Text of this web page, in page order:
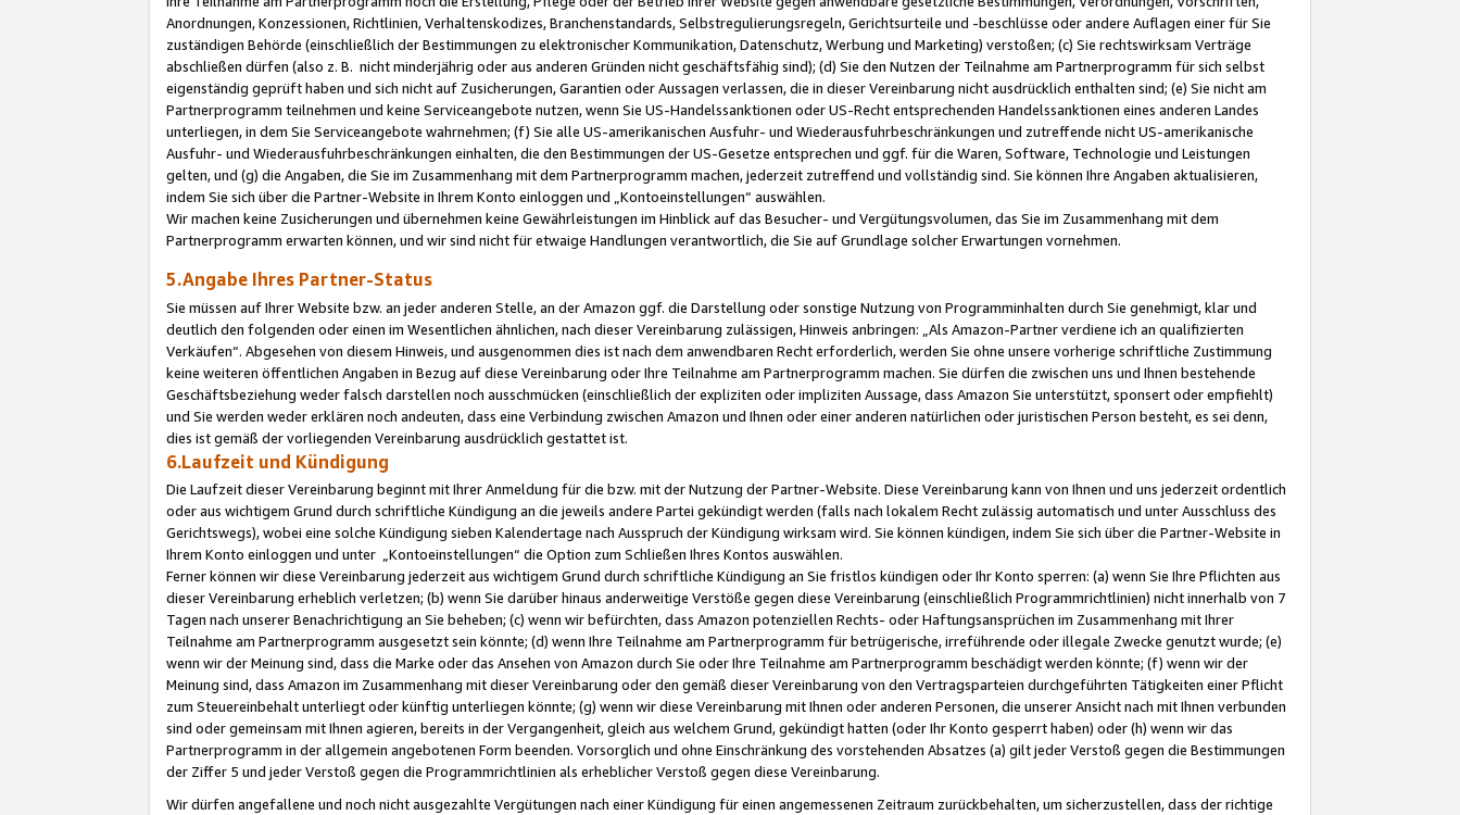
Anordnungen, Konzessionen, Richtlinien, Verhaltenskodizes, Branchenstandards, Selbstregulierungsregeln, Gerichtsurteile und -beschlüsse oder andere Auflagen einer für Sie
zuständigen Behörde (einschließlich der Bestimmungen zu elektronischer Kommunikation, Datenschutz, Werbung und Marketing) verstoßen; (c) Sie rechtswirksam Verträge
abschließen dürfen (also z. B. nicht minderjährig oder aus anderen Gründen nicht geschäftsfähig sind); (d) Sie den Nutzen der Teilnahme am Partnerprogramm für sich selbst
eigenständig geprüft haben und sich nicht auf Zusicherungen, Garantien oder Aussagen verlassen, die in dieser Vereinbarung nicht ausdrücklich enthalten sind; (e) Sie nicht am
Partnerprogramm teilnehmen und keine Serviceangebote nutzen, wenn Sie US-Handelssanktionen oder US-Recht entsprechenden Handelssanktionen eines anderen Landes
unterliegen, in dem Sie Serviceangebote wahrnehmen; (f) Sie alle US-amerikanischen Ausfuhr- und Wiederausfuhrbeschränkungen und zutreffende nicht US-amerikanische
Ausfuhr- und Wiederausfuhrbeschränkungen einhalten, die den Bestimmungen der US-Gesetze entsprechen und ggf. für die Waren, Software, Technologie und Leistungen
gelten, und (g) die Angaben, die Sie im Zusammenhang mit dem Partnerprogramm machen, jederzeit zutreffend und vollständig sind. Sie können Ihre Angaben aktualisieren,
indem Sie sich über die Partner-Website in Ihrem Konto einloggen und „Kontoeinstellungen“ auswählen.
Wir machen keine Zusicherungen und übernehmen keine Gewährleistungen im Hinblick auf das Besucher- und Vergütungsvolumen, das Sie im Zusammenhang mit dem
Partnerprogramm erwarten können, und wir sind nicht für etwaige Handlungen verantwortlich, die Sie auf Grundlage solcher Erwartungen vornehmen.
5.Angabe Ihres Partner-Status
Sie müssen auf Ihrer Website bzw. an jeder anderen Stelle, an der Amazon ggf. die Darstellung oder sonstige Nutzung von Programminhalten durch Sie genehmigt, klar und
deutlich den folgenden oder einen im Wesentlichen ähnlichen, nach dieser Vereinbarung zulässigen, Hinweis anbringen: „Als Amazon-Partner verdiene ich an qualifizierten
Verkäufen“. Abgesehen von diesem Hinweis, und ausgenommen dies ist nach dem anwendbaren Recht erforderlich, werden Sie ohne unsere vorherige schriftliche Zustimmung
keine weiteren öffentlichen Angaben in Bezug auf diese Vereinbarung oder Ihre Teilnahme am Partnerprogramm machen. Sie dürfen die zwischen uns und Ihnen bestehende
Geschäftsbeziehung weder falsch darstellen noch ausschmücken (einschließlich der expliziten oder impliziten Aussage, dass Amazon Sie unterstützt, sponsert oder empfiehlt)
und Sie werden weder erklären noch andeuten, dass eine Verbindung zwischen Amazon und Ihnen oder einer anderen natürlichen oder juristischen Person besteht, es sei denn,
dies ist gemäß der vorliegenden Vereinbarung ausdrücklich gestattet ist.
6.Laufzeit und Kündigung
Die Laufzeit dieser Vereinbarung beginnt mit Ihrer Anmeldung für die bzw. mit der Nutzung der Partner-Website. Diese Vereinbarung kann von Ihnen und uns jederzeit ordentlich
oder aus wichtigem Grund durch schriftliche Kündigung an die jeweils andere Partei gekündigt werden (falls nach lokalem Recht zulässig automatisch und unter Ausschluss des
Gerichtswegs), wobei eine solche Kündigung sieben Kalendertage nach Ausspruch der Kündigung wirksam wird. Sie können kündigen, indem Sie sich über die Partner-Website in
Ihrem Konto einloggen und unter „Kontoeinstellungen“ die Option zum Schließen Ihres Kontos auswählen.
Ferner können wir diese Vereinbarung jederzeit aus wichtigem Grund durch schriftliche Kündigung an Sie fristlos kündigen oder Ihr Konto sperren: (a) wenn Sie Ihre Pflichten aus
dieser Vereinbarung erheblich verletzen; (b) wenn Sie darüber hinaus anderweitige Verstöße gegen diese Vereinbarung (einschließlich Programmrichtlinien) nicht innerhalb von 7
Tagen nach unserer Benachrichtigung an Sie beheben; (c) wenn wir befürchten, dass Amazon potenziellen Rechts- oder Haftungsansprüchen im Zusammenhang mit Ihrer
Teilnahme am Partnerprogramm ausgesetzt sein könnte; (d) wenn Ihre Teilnahme am Partnerprogramm für betrügerische, irreführende oder illegale Zwecke genutzt wurde; (e)
wenn wir der Meinung sind, dass die Marke oder das Ansehen von Amazon durch Sie oder Ihre Teilnahme am Partnerprogramm beschädigt werden könnte; (f) wenn wir der
Meinung sind, dass Amazon im Zusammenhang mit dieser Vereinbarung oder den gemäß dieser Vereinbarung von den Vertragsparteien durchgeführten Tätigkeiten einer Pflicht
zum Steuereinbehalt unterliegt oder künftig unterliegen könnte; (g) wenn wir diese Vereinbarung mit Ihnen oder anderen Personen, die unserer Ansicht nach mit Ihnen verbunden
sind oder gemeinsam mit Ihnen agieren, bereits in der Vergangenheit, gleich aus welchem Grund, gekündigt hatten (oder Ihr Konto gesperrt haben) oder (h) wenn wir das
Partnerprogramm in der allgemein angebotenen Form beenden. Vorsorglich und ohne Einschränkung des vorstehenden Absatzes (a) gilt jeder Verstoß gegen die Bestimmungen
der Ziffer 5 und jeder Verstoß gegen die Programmrichtlinien als erheblicher Verstoß gegen diese Vereinbarung.
Wir dürfen angefallene und noch nicht ausgezahlte Vergütungen nach einer Kündigung für einen angemessenen Zeitraum zurückbehalten, um sicherzustellen, dass der richtige